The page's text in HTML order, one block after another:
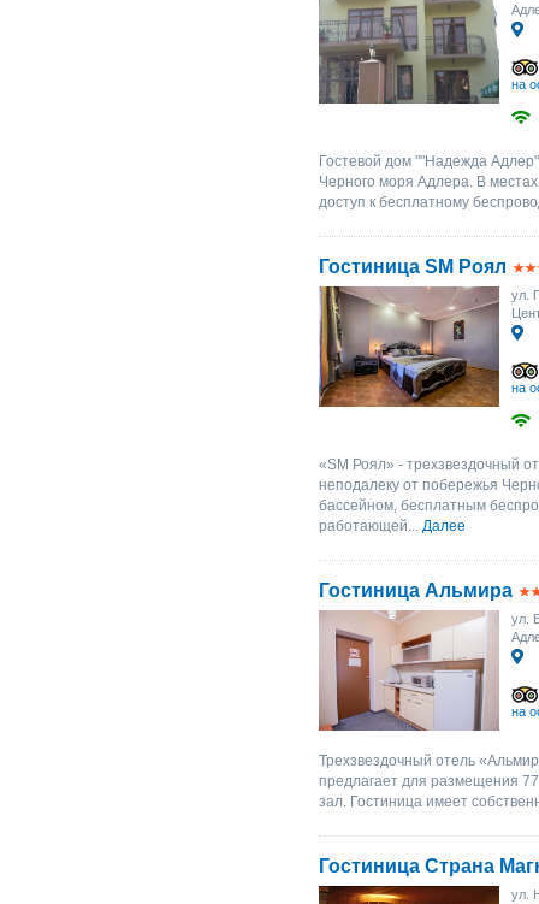
на
Гостевой дом ""Надежда
Черного моря Адлера. В
доступ к бесплатному
Гостиница SM Роял
ул.
на
«SM Роял» - трехзвездочный
неподалеку от побережья
бассейном, бесплатным
работающей... Далее
Гостиница Альмира
ул.
на
Трехзвездочный отель
предлагает для размещения
зал. Гостиница имеет
Гостиница Страна
ул.